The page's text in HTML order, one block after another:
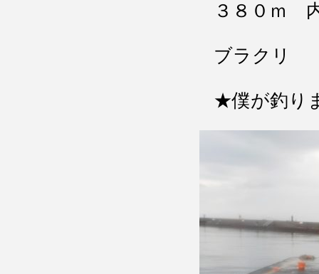
３８０ｍ
ブラクリ
★僕が釣り